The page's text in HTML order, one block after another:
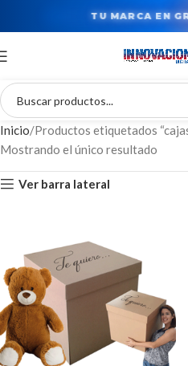
TU MARCA EN
Inicio Productos etiquetados
Mostrando el único resultado
Ver barra lateral